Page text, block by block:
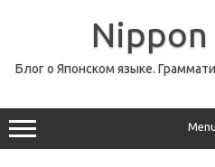
Nippon
Блог о Японском языке.
Menu